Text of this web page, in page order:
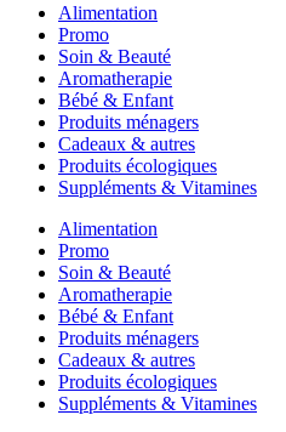
Alimentation
Promo
Soin & Beauté
Aromatherapie
Bébé & Enfant
Produits ménagers
Cadeaux & autres
Produits écologiques
Suppléments & Vitamines
Alimentation
Promo
Soin & Beauté
Aromatherapie
Bébé & Enfant
Produits ménagers
Cadeaux & autres
Produits écologiques
Suppléments & Vitamines